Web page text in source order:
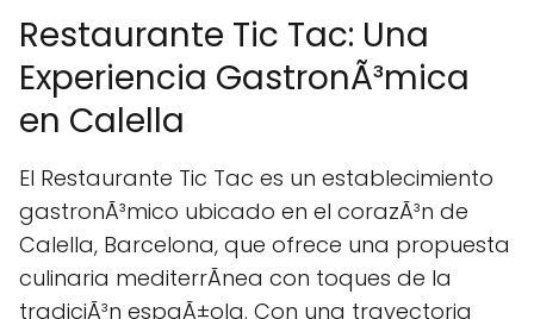
Restaurante Tic Tac: Una
Experiencia GastronÃ³mica
en Calella
El Restaurante Tic Tac es un establecimiento
gastronÃ³mico ubicado en el corazÃ³n de
Calella, Barcelona, que ofrece una propuesta
culinaria mediterrÃnea con toques de la
tradiciÃ³n espaÃ±ola. Con una trayectoria